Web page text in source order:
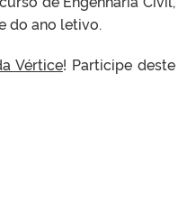
do ano letivo.
Vértice! Participe deste